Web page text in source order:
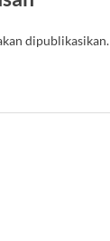
dipublikasikan.